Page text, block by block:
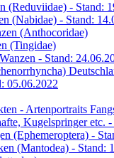
(Reduviidae) - Stand:
(Nabidae) - Stand:
(Anthocoridae)
(Tingidae)
- Stand:
05.06.2022
- Artenportraits
Kugelspringer etc.
(Ephemeroptera) -
(Mantodea) - Stand: